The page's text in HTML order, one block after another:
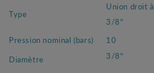
Type
Union droit
3/8"
Pression nominal (bars)
10
Diamètre
3/8"